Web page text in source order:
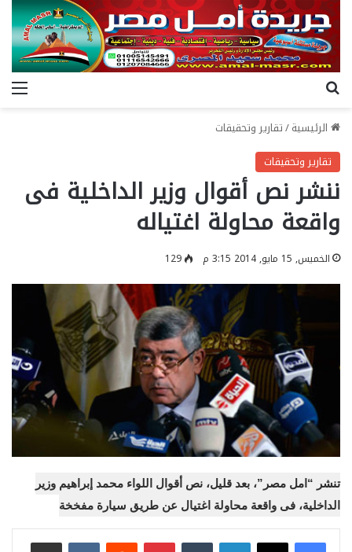
الرئيسية/تقارير وتحقيقات
تقارير وتحقيقات
ننشر نص أقوال وزير الداخلية فى
واقعة محاولة اغتياله
الخميس, 15 مايو, 2014 3:15 م 129
تنشر “امل مصر”، بعد قليل، نص أقوال اللواء محمد إبراهيم وزير
الداخلية، فى واقعة محاولة اغتيال عن طريق سيارة مفخخة
لينكدإن بينتيريست
مشاركة عبر البريد